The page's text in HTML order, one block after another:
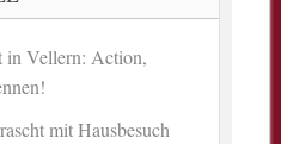
Vellern: Action,
mit Hausbesuch